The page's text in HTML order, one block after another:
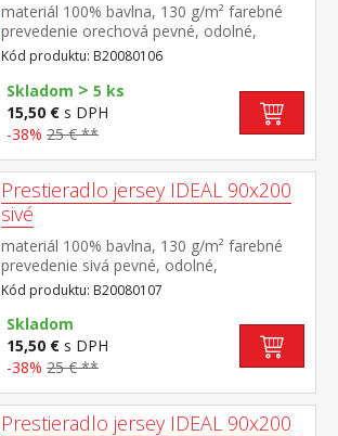
materiál 100% bavlna, 130 g/m² farebné
prevedenie orechová pevné, odolné,
stálofarebné, obšité gumou pre matrace do
výšky 25 cm prateľné do 60 °C
Kód produktu: B20080106
Skladom > 5 ks
15,50 € s DPH
-38% 25 € **
Prestieradlo jersey IDEAL 90x200
sivé
materiál 100% bavlna, 130 g/m² farebné
prevedenie sivá pevné, odolné,
stálofarebné, obšité gumou pre matrace do
výšky 25 cm prateľné do 60 °C
Kód produktu: B20080107
Skladom
15,50 € s DPH
-38% 25 € **
Prestieradlo jersey IDEAL 90x200